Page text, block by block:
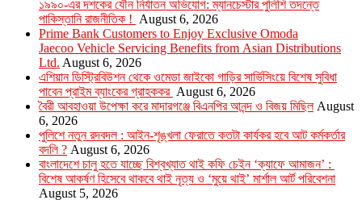
১৯৯০-এর দশকের যৌন নির্যাতন অভিযোগ: ম্যানচেস্টার পুলিশি তদন্তে
পাকিস্তানি রাজনীতিক ! August 6, 2026
Prime Bank Customers to Enjoy Exclusive Omoda
Jaecoo Vehicle Servicing Benefits from Asian Distributions
Ltd. August 6, 2026
এশিয়ান ডিস্ট্রিবিউশন থেকে ওমেডা জাইকো গাড়ির সার্ভিসিংয়ে বিশেষ সুবিধা
পাবেন প্রাইম ব্যাংকের গ্রাহককর August 6, 2026
বৈরী আবহাওয়া উপেক্ষা করে মাদারগঞ্জে বিএনপির আনন্দ ও বিজয় মিছিল August
6, 2026
পুলিশে নতুন রদবদল : আইন-শৃঙ্খলা ফেরাতে কতটা কার্যকর হবে আট কর্মকর্তার
বদলি ? August 6, 2026
​​বাংলাদেশে চালু হতে যাচ্ছে বিশ্বখ্যাত থাই কফি চেইন ‘ক্যাফে আমাজন’ :
বিশেষ আকর্ষণ হিসেবে থাকবে থাই নৃত্য ও ‘মুয়ে থাই’ মার্শাল আর্ট পরিবেশনা
August 5, 2026